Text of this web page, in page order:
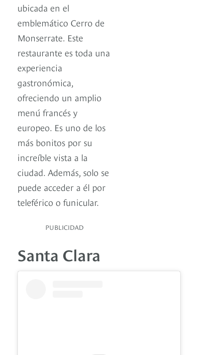
ubicada en el
emblemático Cerro de
Monserrate. Este
restaurante es toda una
experiencia
gastronómica,
ofreciendo un amplio
menú francés y
europeo. Es uno de los
más bonitos por su
increíble vista a la
ciudad. Además, solo se
puede acceder a él por
teleférico o funicular.
PUBLICIDAD
Santa Clara